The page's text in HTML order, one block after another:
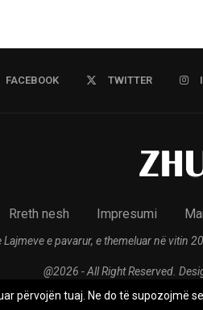
FACEBOOK TWITTER
Rreth nesh Impresumi
e pavarur, e themeluar në vitin
@2026 - All Right Reserved.
përvojën tuaj. Ne do të supozojmë